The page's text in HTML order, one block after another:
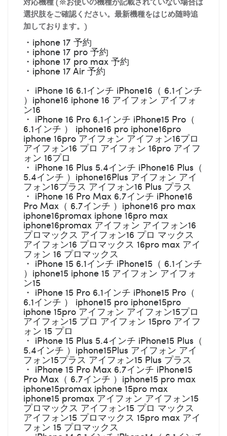
選択肢をご確認ください。最新機種をはじめ随時追
加しております。)
・iphone 17 予約
・iphone 17 pro 予約
・iphone 17 pro max 予約
・iphone 17 Air 予約
・ iPhone 16 6.1インチ iPhone16（ 6.1インチ
）iphone16 iphone 16 アイフォン アイフォ
ン16
・ iPhone 16 Pro 6.1インチ iPhone15 Pro（
6.1インチ ） iphone16 pro iphone16pro
iphone 16pro アイフォン アイフォン16プロ
アイフォン16 プロ アイフォン 16pro アイフ
ォン 16プロ
・ iPhone 16 Plus 5.4インチ iPhone16 Plus（
5.4インチ ）iphone16Plus アイフォン アイ
フォン16プラス アイフォン16 Plus プラス
・ iPhone 16 Pro Max 6.7インチ iPhone16
Pro Max（ 6.7インチ ）iphone16 pro max
iphone16promax iphone 16pro max
iphone16promax アイフォン アイフォン16
プロマックス アイフォン16 プロ マックス
アイフォン16 プロマックス 16pro max アイ
フォン 16 プロマックス
・ iPhone 15 6.1インチ iPhone15（ 6.1インチ
）iphone15 iphone 15 アイフォン アイフォ
ン15
・ iPhone 15 Pro 6.1インチ iPhone15 Pro（
6.1インチ ） iphone15 pro iphone15pro
iphone 15pro アイフォン アイフォン15プロ
アイフォン15 プロ アイフォン 15pro アイフ
ォン 15 プロ
・ iPhone 15 Plus 5.4インチ iPhone15 Plus（
5.4インチ ）iphone15Plus アイフォン アイ
フォン15プラス アイフォン15 Plus プラス
・ iPhone 15 Pro Max 6.7インチ iPhone15
Pro Max（ 6.7インチ ）iphone15 pro max
iphone15promax iphone 15pro max
iphone15 promax アイフォン アイフォン15
プロマックス アイフォン15 プロ マックス
アイフォン15 プロマックス 15pro max アイ
フォン 15 プロマックス